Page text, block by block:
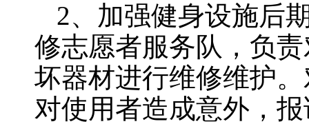
2、加强健身设施后
修志愿者服务队，负
坏器材进行维修维护
对使用者造成意外，